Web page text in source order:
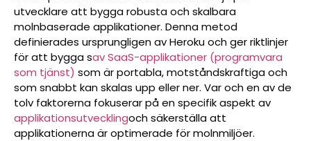
utvecklare att bygga robusta och skalbara
molnbaserade applikationer. Denna metod
definierades ursprungligen av Heroku och ger riktlinjer
för att bygga sav SaaS-applikationer (programvara
som tjänst) som är portabla, motståndskraftiga och
som snabbt kan skalas upp eller ner. Var och en av de
tolv faktorerna fokuserar på en specifik aspekt av
applikationsutvecklingoch säkerställa att
applikationerna är optimerade för molnmiljöer.